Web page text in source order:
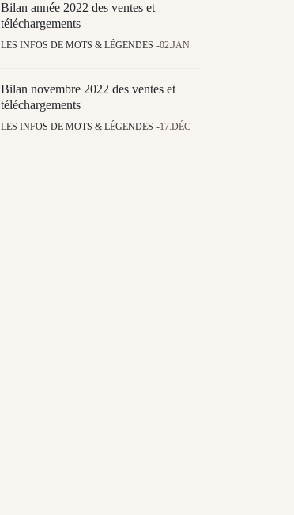
Bilan année 2022 des ventes et
téléchargements
LES INFOS DE MOTS & LÉGENDES 02.JAN
Bilan novembre 2022 des ventes et
téléchargements
LES INFOS DE MOTS & LÉGENDES 17.DÉC